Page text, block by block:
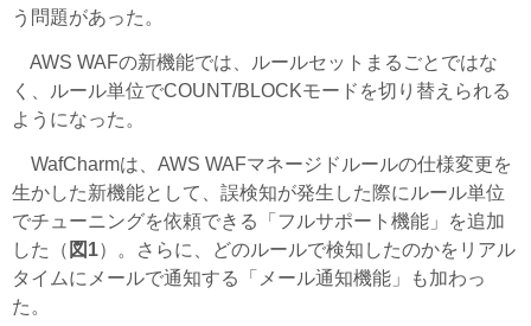
う問題があった。
AWS WAFの新機能では、ルールセットまるごとではな
く、ルール単位でCOUNT/BLOCKモードを切り替えられる
ようになった。
WafCharmは、AWS WAFマネージドルールの仕様変更を
生かした新機能として、誤検知が発生した際にルール単位
でチューニングを依頼できる「フルサポート機能」を追加
した（ 図1）。さらに、どのルールで検知したのかをリアル
タイムにメールで通知する「メール通知機能」も加わっ
た。